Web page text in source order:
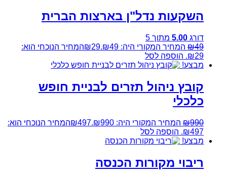
השקעות נדל"ן בארצות הברית
דורג 5.00 מתוך 5
₪49 המחיר המקורי היה: ₪49. ₪29
המחיר הנוכחי הוא:
₪29. הוספה לסל
מבצע!
קובץ ניהול תזרים לבניית חופש
כלכלי
₪990 המחיר המקורי היה: ₪990. ₪497
המחיר הנוכחי הוא:
₪497. הוספה לסל
מבצע!
ריבוי מקורות הכנסה